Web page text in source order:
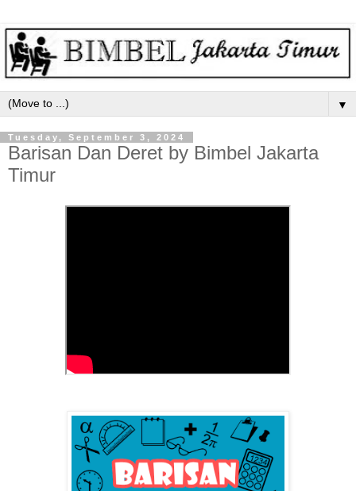
▼
Tuesday, September 3, 2024
Barisan Dan Deret by Bimbel Jakarta
Timur